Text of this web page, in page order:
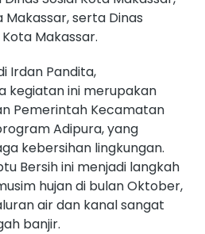
serta Dinas
Makassar.
Irdan Pandita,
kegiatan ini merupakan
Pemerintah Kecamatan
Adipura, yang
kebersihan lingkungan.
Bersih ini menjadi langkah
hujan di bulan Oktober,
air dan kanal sangat
banjir.